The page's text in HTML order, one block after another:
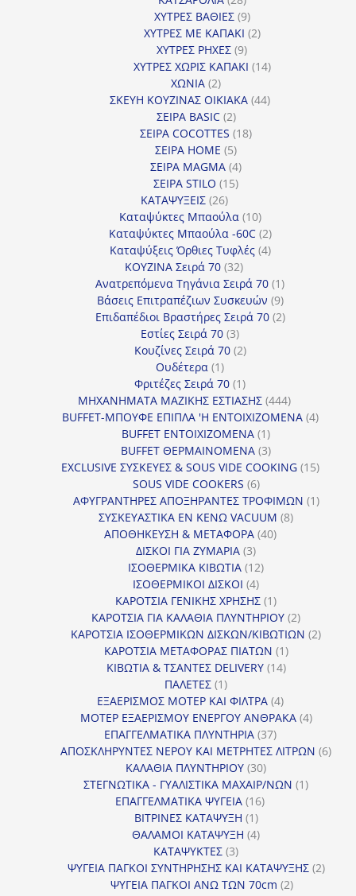
προϊόντα
ΧΥΤΡΕΣ ΒΑΘΙΕΣ 99
προϊόντα
ΧΥΤΡΕΣ ΜΕ ΚΑΠΑΚΙ 22
ΧΥΤΡΕΣ ΡΗΧΕΣ 99
προϊόντα
ΧΥΤΡΕΣ ΧΩΡΙΣ ΚΑΠΑΚΙ 1414
ΧΩΝΙΑ 22
προϊόντα
ΣΚΕΥΗ ΚΟΥΖΙΝΑΣ ΟΙΚΙΑΚΑ 4444
ΣΕΙΡΑ BASIC 22
προϊόντα
ΣΕΙΡΑ COCOTTES 1818
ΣΕΙΡΑ HOME 55
προϊόντα
ΣΕΙΡΑ MAGMA 44
προϊόντα
ΣΕΙΡΑ STILO 1515
ΚΑΤΑΨΥΞΕΙΣ 2626
προϊόντα
Καταψύκτες Μπαούλα 1010
προϊόντα
Καταψύκτες Μπαούλα -60C 22
προϊόντα
Καταψύξεις Όρθιες Τυφλές 44
ΚΟΥΖΙΝΑ Σειρά 70 3232
προϊόντα
Ανατρεπόμενα Τηγάνια Σειρά 70 11
προϊόν
Βάσεις Επιτραπέζιων Συσκευών 99
προϊόντα
Επιδαπέδιοι Βραστήρες Σειρά 70 22
Εστίες Σειρά 70 33
προϊόντα
Κουζίνες Σειρά 70 22
Ουδέτερα 11
προϊόν
Φριτέζες Σειρά 70 11
προϊόν
ΜΗΧΑΝΗΜΑΤΑ ΜΑΖΙΚΗΣ ΕΣΤΙΑΣΗΣ 444444
προϊόντα
BUFFET-ΜΠΟΥΦΕ ΕΠΙΠΛΑ 'Η ΕΝΤΟΙΧΙΖΟΜΕΝΑ 44
BUFFET ΕΝΤΟΙΧΙΖΟΜΕΝΑ 11
προϊόν
BUFFET ΘΕΡΜΑΙΝΟΜΕΝΑ 33
προϊόντα
EXCLUSIVE ΣΥΣΚΕΥΕΣ & SOUS VIDE COOKING 1515
SOUS VIDE COOKERS 66
προϊόντα
ΑΦΥΓΡΑΝΤΗΡΕΣ ΑΠΟΞΗΡΑΝΤΕΣ ΤΡΟΦΙΜΩΝ 11
ΣΥΣΚΕΥΑΣΤΙΚΑ ΕΝ ΚΕΝΩ VACUUM 88
ΑΠΟΘΗΚΕΥΣΗ & ΜΕΤΑΦΟΡΑ 4040
ΔΙΣΚΟΙ ΓΙΑ ΖΥΜΑΡΙΑ 33
προϊόντα
ΙΣΟΘΕΡΜΙΚΑ ΚΙΒΩΤΙΑ 1212
ΙΣΟΘΕΡΜΙΚΟΙ ΔΙΣΚΟΙ 44
προϊόντα
ΚΑΡΟΤΣΙΑ ΓΕΝΙΚΗΣ ΧΡΗΣΗΣ 11
προϊόν
ΚΑΡΟΤΣΙΑ ΓΙΑ ΚΑΛΑΘΙΑ ΠΛΥΝΤΗΡΙΟΥ 22
προϊόντα
ΚΑΡΟΤΣΙΑ ΙΣΟΘΕΡΜΙΚΩΝ ΔΙΣΚΩΝ/ΚΙΒΩΤΙΩΝ 22
ΚΑΡΟΤΣΙΑ ΜΕΤΑΦΟΡΑΣ ΠΙΑΤΩΝ 11
προϊόν
ΚΙΒΩΤΙΑ & ΤΣΑΝΤΕΣ DELIVERY 1414
ΠΑΛΕΤΕΣ 11
προϊόν
ΕΞΑΕΡΙΣΜΟΣ ΜΟΤΕΡ ΚΑΙ ΦΙΛΤΡΑ 44
προϊόντα
ΜΟΤΕΡ ΕΞΑΕΡΙΣΜΟΥ ΕΝΕΡΓΟΥ ΑΝΘΡΑΚΑ 44
ΕΠΑΓΓΕΛΜΑΤΙΚΑ ΠΛΥΝΤΗΡΙΑ 3737
προϊόντα
ΑΠΟΣΚΛΗΡΥΝΤΕΣ ΝΕΡΟΥ ΚΑΙ ΜΕΤΡΗΤΕΣ ΛΙΤΡΩΝ 66
ΚΑΛΑΘΙΑ ΠΛΥΝΤΗΡΙΟΥ 3030
προϊόντα
ΣΤΕΓΝΩΤΙΚΑ - ΓΥΑΛΙΣΤΙΚΑ ΜΑΧΑΙΡ/ΝΩΝ 11
ΕΠΑΓΓΕΛΜΑΤΙΚΑ ΨΥΓΕΙΑ 1616
ΒΙΤΡΙΝΕΣ ΚΑΤΑΨΥΞΗ 11
προϊόν
ΘΑΛΑΜΟΙ ΚΑΤΑΨΥΞΗ 44
ΚΑΤΑΨΥΚΤΕΣ 33
προϊόντα
ΨΥΓΕΙΑ ΠΑΓΚΟΙ ΣΥΝΤΗΡΗΣΗΣ ΚΑΙ ΚΑΤΑΨΥΞΗΣ 22
ΨΥΓΕΙΑ ΠΑΓΚΟΙ ΑΝΩ ΤΩΝ 70cm 22